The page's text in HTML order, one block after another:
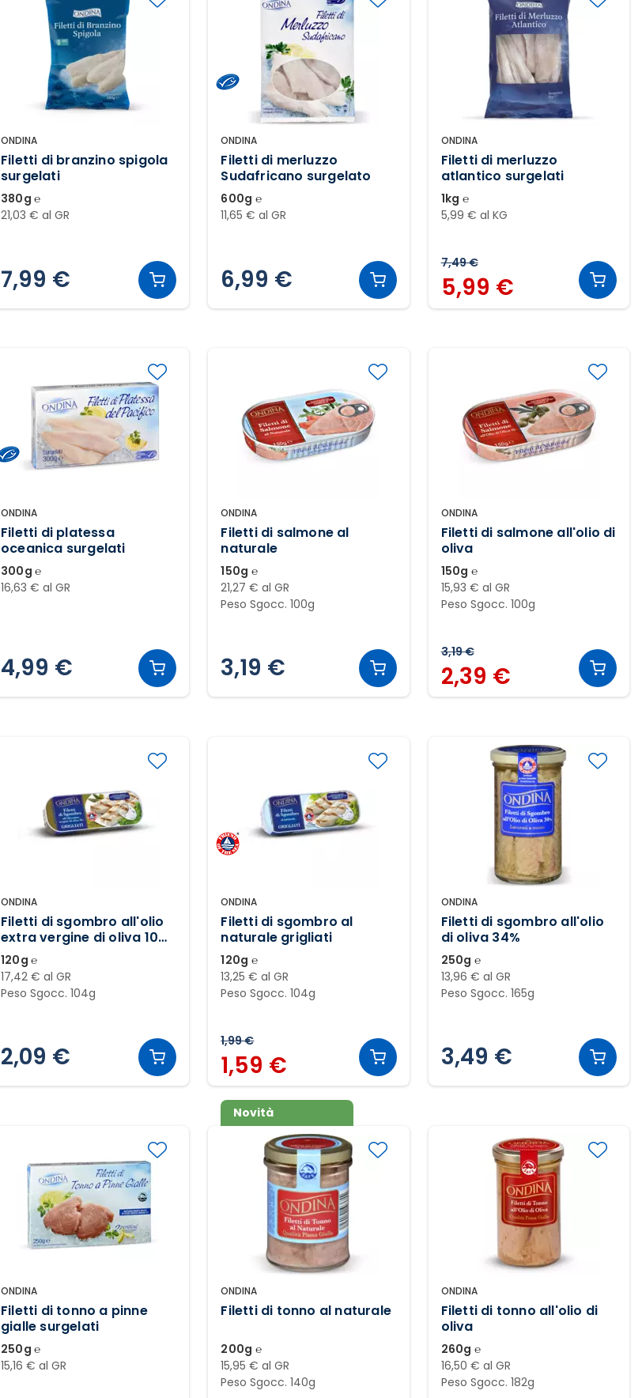
ONDINA
Filetti di branzino spigola
surgelati
380g ℮
21,03 € al GR
7,99 €
ONDINA
Filetti di merluzzo
Sudafricano surgelato
600g ℮
11,65 € al GR
6,99 €
ONDINA
Filetti di merluzzo
atlantico surgelati
1kg ℮
5,99 € al KG
7,49 €
5,99 €
ONDINA
Filetti di platessa
oceanica surgelati
300g ℮
16,63 € al GR
4,99 €
ONDINA
Filetti di salmone al
naturale
150g ℮
21,27 € al GR
Peso Sgocc. 100g
3,19 €
ONDINA
Filetti di salmone all'olio di
oliva
150g ℮
15,93 € al GR
Peso Sgocc. 100g
3,19 €
2,39 €
ONDINA
Filetti di sgombro all'olio
extra vergine di oliva 10%
grigliati
120g ℮
17,42 € al GR
Peso Sgocc. 104g
2,09 €
ONDINA
Filetti di sgombro al
naturale grigliati
120g ℮
13,25 € al GR
Peso Sgocc. 104g
1,99 €
1,59 €
ONDINA
Filetti di sgombro all'olio
di oliva 34%
250g ℮
13,96 € al GR
Peso Sgocc. 165g
3,49 €
ONDINA
Filetti di tonno a pinne
gialle surgelati
250g ℮
15,16 € al GR
ONDINA
Filetti di tonno al naturale
200g ℮
15,95 € al GR
Peso Sgocc. 140g
Novità
ONDINA
Filetti di tonno all'olio di
oliva
260g ℮
16,50 € al GR
Peso Sgocc. 182g